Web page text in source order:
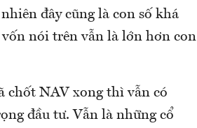
đây cũng là con số khá
vốn nói trên vẫn là lớn hơn con
chốt NAV xong thì vẫn có
đầu tư. Vẫn là những cổ